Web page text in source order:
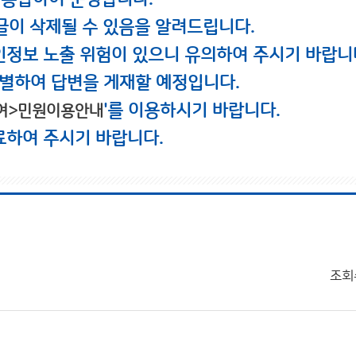
삭제될 수 있음을 알려드립니다.
보 노출 위험이 있으니 유의하여 주시기 바랍니
하여 답변을 게재할 예정입니다.
>민원이용안내'를 이용하시기 바랍니다.
여 주시기 바랍니다.
조회